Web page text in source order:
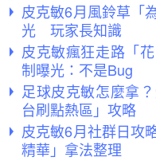
皮克敏6月風鈴草「
光 玩家長知識
皮克敏瘋狂走路「
制曝光：不是Bug
足球皮克敏怎麼拿
台刷點熱區」攻略
皮克敏6月社群日攻
精華」拿法整理